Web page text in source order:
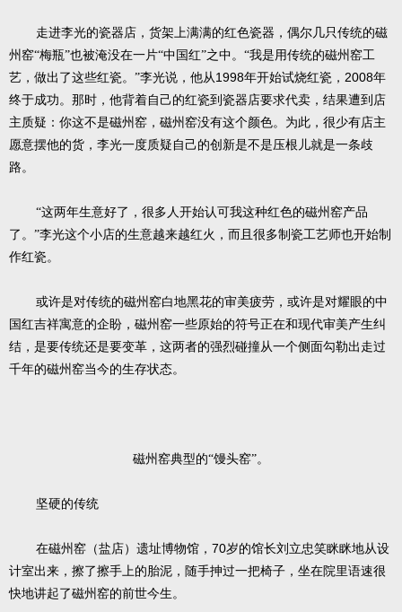
走进李光的瓷器店，货架上满满的红色瓷器，偶尔几只传统的磁
州窑“梅瓶”也被淹没在一片“中国红”之中。“我是用传统的磁州窑工
艺，做出了这些红瓷。”李光说，他从1998年开始试烧红瓷， 2008年
终于成功。那时，他背着自己的红瓷到瓷器店要求代卖，结果遭到店
主质疑：你这不是磁州窑，磁州窑没有这个颜色。为此，很少有店主
愿意摆他的货，李光一度质疑自己的创新是不是压根儿就是一条歧
路。
“这两年生意好了，很多人开始认可我这种红色的磁州窑产品
了。”李光这个小店的生意越来越红火，而且很多制瓷工艺师也开始制
作红瓷。
或许是对传统的磁州窑白地黑花的审美疲劳，或许是对耀眼的中
国红吉祥寓意的企盼，磁州窑一些原始的符号正在和现代审美产生纠
结，是要传统还是要变革，这两者的强烈碰撞从一个侧面勾勒出走过
千年的磁州窑当今的生存状态。
磁州窑典型的“馒头窑”。
坚硬的传统
在磁州窑（盐店）遗址博物馆， 70岁的馆长刘立忠笑眯眯地从设
计室出来，擦了擦手上的胎泥，随手抻过一把椅子，坐在院里语速很
快地讲起了磁州窑的前世今生。